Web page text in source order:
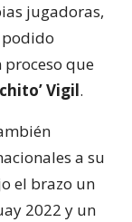
jugadoras,
podido
que
Vigil.
a su
el brazo un
2022 y un